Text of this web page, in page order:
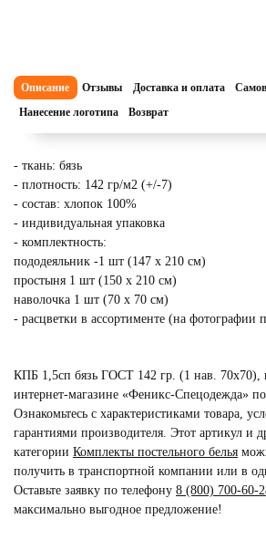
Описание Отзывы Доставка и оплата
Нанесение логотипа
Возврат
- ткань: бязь
- плотность: 142 гр/м2 (+/-7)
- состав: хлопок 100%
- индивидуальная упаковка
- комплектность:
пододеяльник -1 шт (147 х 210 см)
простыня 1 шт (150 х 210 см)
наволочка 1 шт (70 х 70 см)
- расцветки в ассортименте (на фотографии
КПБ 1,5сп бязь ГОСТ 142 гр. (1 нав. 70х70),
интернет-магазине «Феникс-Спецодежда»
Ознакомьтесь с характеристиками товара,
гарантиями производителя. Этот артикул и
категории Комплекты постельного белья
получить в транспортной компании или в
Оставьте заявку по телефону 8 (800) 700-60-
максимально выгодное предложение!